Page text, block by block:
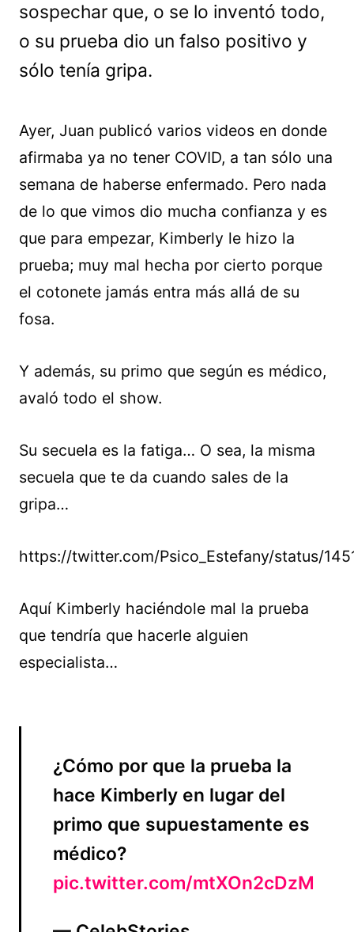
sospechar que, o se lo inventó todo,
o su prueba dio un falso positivo y
sólo tenía gripa.
Ayer, Juan publicó varios videos en donde
afirmaba ya no tener COVID, a tan sólo una
semana de haberse enfermado. Pero nada
de lo que vimos dio mucha confianza y es
que para empezar, Kimberly le hizo la
prueba; muy mal hecha por cierto porque
el cotonete jamás entra más allá de su
fosa.
Y además, su primo que según es médico,
avaló todo el show.
Su secuela es la fatiga… O sea, la misma
secuela que te da cuando sales de la
gripa…
https://twitter.com/Psico_Estefany/status/
Aquí Kimberly haciéndole mal la prueba
que tendría que hacerle alguien
especialista…
¿Cómo por que la prueba la
hace Kimberly en lugar del
primo que supuestamente es
médico?
pic.twitter.com/mtXOn2cDzM